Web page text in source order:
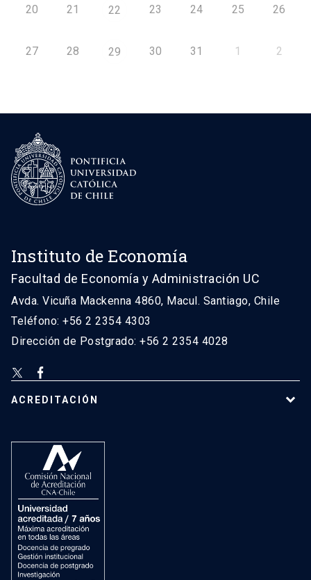
20 21 22 23 24 25 26
27 28 29 30 31 1 2
Instituto de Economía
Facultad de Economía y Administración UC
Avda. Vicuña Mackenna 4860, Macul. Santiago, Chile
Teléfono: +56 2 2354 4303
Dirección de Postgrado: +56 2 2354 4028
ACREDITACIÓN